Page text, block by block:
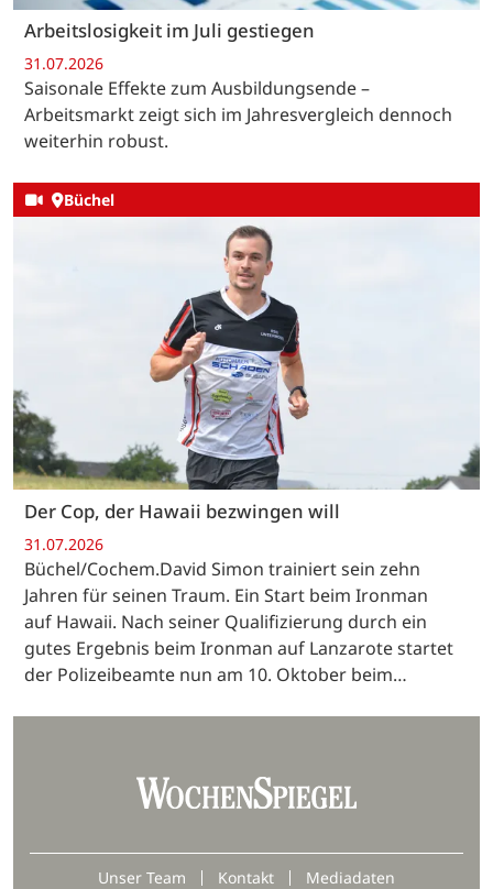
Arbeitslosigkeit im Juli gestiegen
31.07.2026
Saisonale Effekte zum Ausbildungsende –
Arbeitsmarkt zeigt sich im Jahresvergleich dennoch
weiterhin robust.
Büchel
Der Cop, der Hawaii bezwingen will
31.07.2026
Büchel/Cochem.David Simon trainiert sein zehn
Jahren für seinen Traum. Ein Start beim Ironman
auf Hawaii. Nach seiner Qualifizierung durch ein
gutes Ergebnis beim Ironman auf Lanzarote startet
der Polizeibeamte nun am 10. Oktober beim…
Unser Team Kontakt Mediadaten